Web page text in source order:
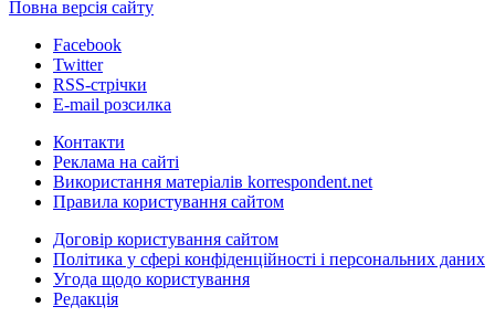
Повна версія сайту
Facebook
Twitter
RSS-стрічки
E-mail розсилка
Контакти
Реклама на сайті
Використання матеріалів korrespondent.net
Правила користування сайтом
Договір користування сайтом
Політика у сфері конфіденційності і персональних даних
Угода щодо користування
Редакція